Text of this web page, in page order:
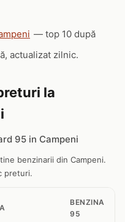
— top 10 după
actualizat zilnic.
la
95 in Campeni
benzinarii din Campeni.
preturi.
BENZINA
95